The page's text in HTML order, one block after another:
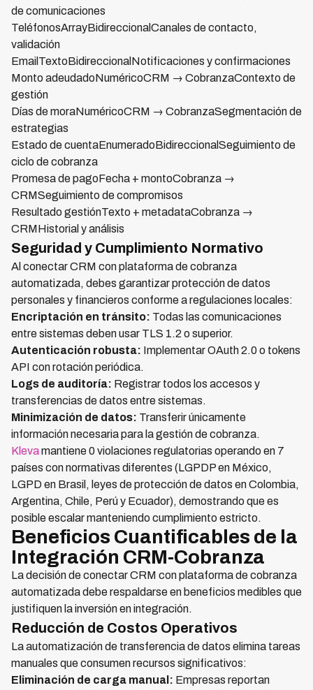
de comunicaciones
TeléfonosArrayBidireccionalCanales de contacto,
validación
EmailTextoBidireccionalNotificaciones y confirmaciones
Monto adeudadoNuméricoCRM → CobranzaContexto de
gestión
Días de moraNuméricoCRM → CobranzaSegmentación de
estrategias
Estado de cuentaEnumeradoBidireccionalSeguimiento de
ciclo de cobranza
Promesa de pagoFecha + montoCobranza →
CRMSeguimiento de compromisos
Resultado gestiónTexto + metadataCobranza →
CRMHistorial y análisis
Seguridad y Cumplimiento Normativo
Al conectar CRM con plataforma de cobranza
automatizada, debes garantizar protección de datos
personales y financieros conforme a regulaciones locales:
Encriptación en tránsito: Todas las comunicaciones
entre sistemas deben usar TLS 1.2 o superior.
Autenticación robusta: Implementar OAuth 2.0 o tokens
API con rotación periódica.
Logs de auditoría: Registrar todos los accesos y
transferencias de datos entre sistemas.
Minimización de datos: Transferir únicamente
información necesaria para la gestión de cobranza.
Klevamantiene 0 violaciones regulatorias operando en 7
países con normativas diferentes (LGPDP en México,
LGPD en Brasil, leyes de protección de datos en Colombia,
Argentina, Chile, Perú y Ecuador), demostrando que es
posible escalar manteniendo cumplimiento estricto.
Beneficios Cuantificables de la
Integración CRM-Cobranza
La decisión de conectar CRM con plataforma de cobranza
automatizada debe respaldarse en beneficios medibles que
justifiquen la inversión en integración.
Reducción de Costos Operativos
La automatización de transferencia de datos elimina tareas
manuales que consumen recursos significativos:
Eliminación de carga manual: Empresas reportan